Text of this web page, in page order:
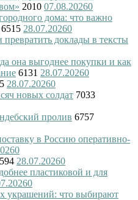
2010 07.08.20260
дома: что важно
6515 28.07.20260
доклады в тексты
она выгоднее покупки и как
6131 28.07.20260
28.07.20260
новых солдат 7033
пролив 6757
в Россию оперативно-
0
28.07.20260
пластиковой и для
0
украшений: что выбирают